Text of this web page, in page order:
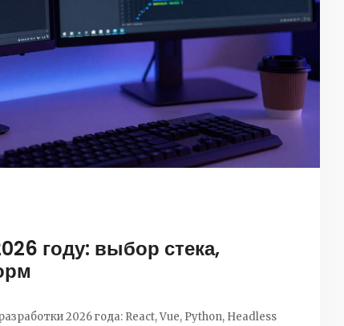
году: выбор стека,
2026 года: React, Vue, Python, Headless